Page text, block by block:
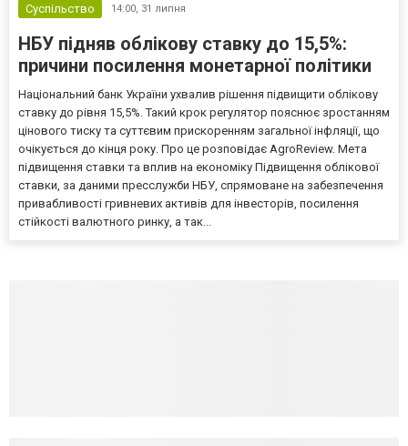
Суспільство 14:00, 31 липня
НБУ підняв облікову ставку до 15,5%:
причини посилення монетарної політики
Національний банк України ухвалив рішення підвищити облікову
ставку до рівня 15,5%. Такий крок регулятор пояснює зростанням
цінового тиску та суттєвим прискоренням загальної інфляції, що
очікується до кінця року. Про це розповідає AgroReview. Мета
підвищення ставки та вплив на економіку Підвищення облікової
ставки, за даними пресслужби НБУ, спрямоване на забезпечення
привабливості гривневих активів для інвесторів, посилення
стійкості валютного ринку, а так...